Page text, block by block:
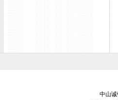
中山